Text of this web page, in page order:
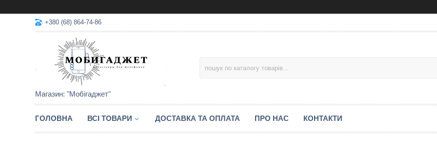
+380 (68) 864-74-86
Магазин: "Мобігаджет"
ГОЛОВНА ВСІ ТОВАРИ ДОСТАВКА ТА ОПЛАТА ПРО НАС КОНТАКТИ